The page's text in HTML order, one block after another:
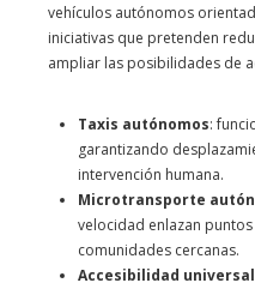
vehículos autónomos
iniciativas que pretenden
ampliar las posibilidades de
Taxis autónomos:
garantizando
intervención humana.
Microtransporte
velocidad enlazan
comunidades cercanas.
Accesibilidad universal